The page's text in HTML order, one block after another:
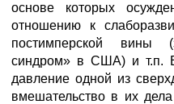
основе которых
отношению к
постимперской вины
синдром» в США) и т.п.
давление одной из
вмешательство в их